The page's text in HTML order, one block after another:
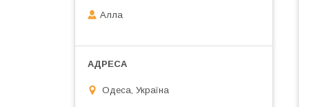
Алла
Одеса, Україна